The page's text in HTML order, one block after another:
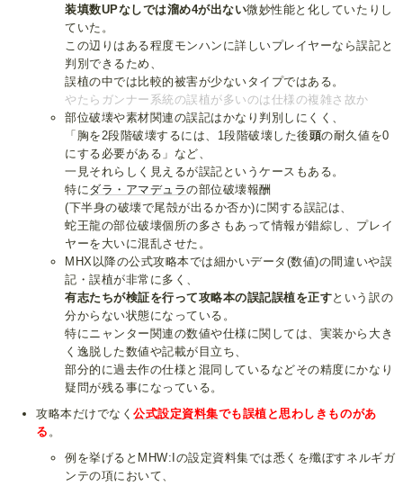
装填数UPなしでは溜め4が出ない微妙性能と化していたりし
ていた。
この辺りはある程度モンハンに詳しいプレイヤーなら誤記と
判別できるため、
誤植の中では比較的被害が少ないタイプではある。
やたらガンナー系統の誤植が多いのは仕様の複雑さ故か
部位破壊や素材関連の誤記はかなり判別しにくく、
「胸を2段階破壊するには、1段階破壊した後頭の耐久値を0
にする必要がある」など、
一見それらしく見えるが誤記というケースもある。
特に ダラ・アマデュラの部位破壊報酬
(下半身の破壊で尾殻が出るか否か)に関する誤記は、
蛇王龍の部位破壊個所の多さもあって情報が錯綜し、プレイ
ヤーを大いに混乱させた。
MHX以降の公式攻略本では細かいデータ(数値)の間違いや誤
記・誤植が非常に多く、
有志たちが検証を行って攻略本の誤記誤植を正すという訳の
分からない状態になっている。
特にニャンター関連の数値や仕様に関しては、実装から大き
く逸脱した数値や記載が目立ち、
部分的に過去作の仕様と混同しているなどその精度にかなり
疑問が残る事になっている。
攻略本だけでなく公式設定資料集でも誤植と思わしきものがあ
る 。
例を挙げるとMHW:Iの設定資料集では悉くを殲ぼすネルギガ
ンテの項において、